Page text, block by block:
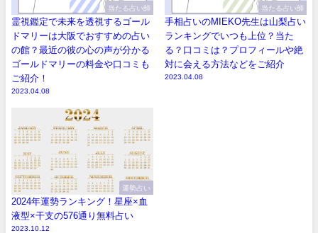
当たる占い師
霊視鑑定で未来を透視するゴール
ドマリーは大阪でおすすめの占い
の館？最近の彼の心の声が分かる
ゴールドマリーの料金や口コミも
ご紹介！
2023.04.08
当たる占い師
手相占いのMIEKO先生は山梨占い
ランキングでいつも上位？当た
る？口コミは？プロフィールや絶
対に会える方法などをご紹介
2023.04.08
運勢占い
2024年運勢ランキング！星座×血
液型×干支の576通り無料占い
2023.10.12